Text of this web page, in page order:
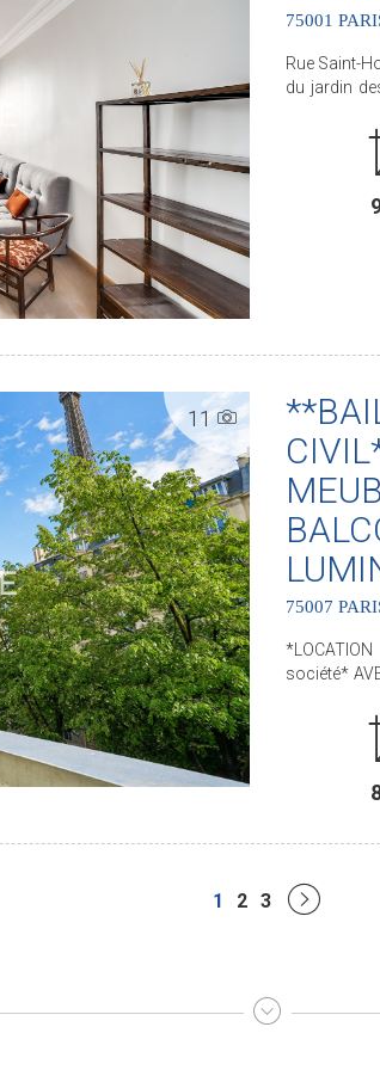
75001
Rue Saint-
du jardin
d'un bel immeuble du
manger,
troisième
11
75007
société*
Paris Seine
Lease* AVENUE DE SUFFREN,
bedrooms,
1 2 3